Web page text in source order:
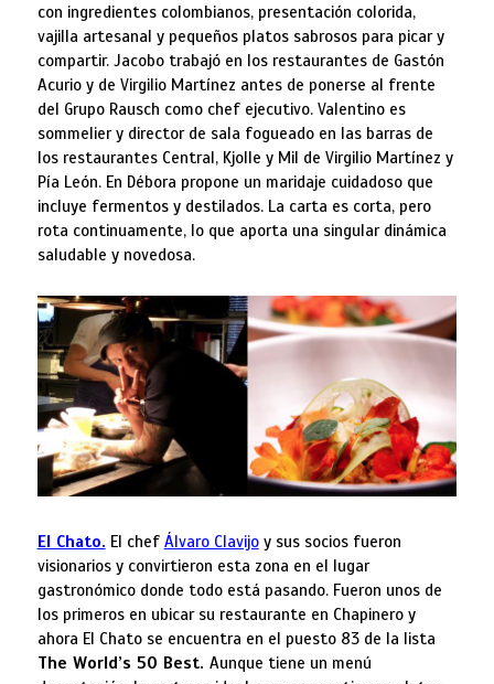
con ingredientes colombianos, presentación colorida,
vajilla artesanal y pequeños platos sabrosos para picar y
compartir. Jacobo trabajó en los restaurantes de Gastón
Acurio y de Virgilio Martínez antes de ponerse al frente
del Grupo Rausch como chef ejecutivo. Valentino es
sommelier y director de sala fogueado en las barras de
los restaurantes Central, Kjolle y Mil de Virgilio Martínez y
Pía León. En Débora propone un maridaje cuidadoso que
incluye fermentos y destilados. La carta es corta, pero
rota continuamente, lo que aporta una singular dinámica
saludable y novedosa.
El Chato. El chef Álvaro Clavijoy sus socios fueron
visionarios y convirtieron esta zona en el lugar
gastronómico donde todo está pasando. Fueron unos de
los primeros en ubicar su restaurante en Chapinero y
ahora El Chato se encuentra en el puesto 83 de la lista
The World’s 50 Best. Aunque tiene un menú